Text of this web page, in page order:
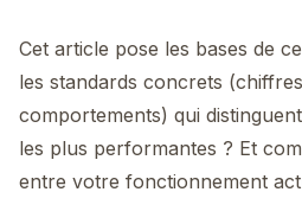
Cet article pose les bases de
les standards concrets
comportements) qui
les plus performantes ? Et
entre votre fonctionnement